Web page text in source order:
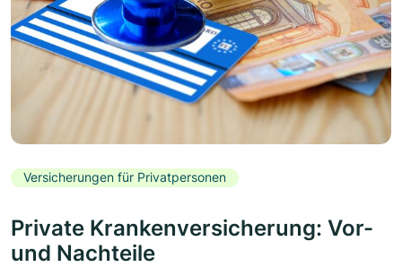
Versicherungen für Privatpersonen
Private Krankenversicherung: Vor-
und Nachteile